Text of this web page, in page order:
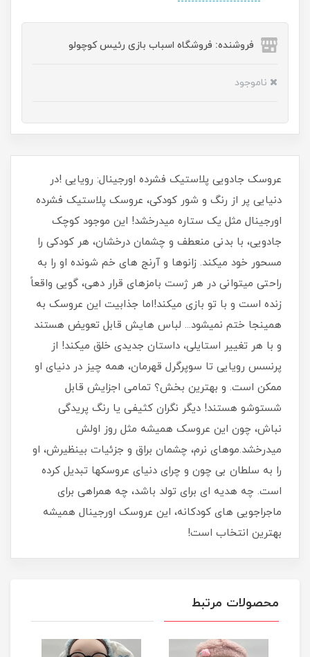
فروشنده: فروشگاه اسباب بازی رئیس کوچولو
ناموجود
عروسک جادویی پلاستیک فشرده اورجینال: رویایی !در
دنیایی پر از رنگ و شور کودکی، عروسک پلاستیک فشرده
اورجینال مثل یک ستاره میدرخشد! این موجود کوچک
جادویی، با بدنی منعطف و چشمان درخشان، هر کودکی را
مسحور خود میکند. زانوها و آرنج های خم شونده او را به
راحتی میتوانی در هر ژست بامزهای قرار دهی، گویی واقعاً
زنده است و با تو بازی میکند!اما جذابیت این عروسک به
همینجا ختم نمیشود... لباس هایش قابل تعویض هستند
و با هر تغییر استایلی، داستان جدیدی خلق میکند! از
پرنسس رویایی تا سوپرگرل قهرمان، همه چیز در دنیای او
ممکن است. و بهترین بخش؟ تمامی اجزایش قابل
شستوشو هستند! دیگر نگران کثیفی یا رنگ پریدگی
نباش، چون این عروسک همیشه مثل روز اولش
میدرخشد.موهای نرم، چشمان براق و جزئیات بینظیرش، او
را به سلطان بی چون و چرای دنیای عروسکها تبدیل کرده
است. چه هدیه ای برای تولد باشد، چه همراهی برای
ماجراجویی های کودکانه، این عروسک اورجینال همیشه
بهترین انتخاب است!
محصولات مرتبط